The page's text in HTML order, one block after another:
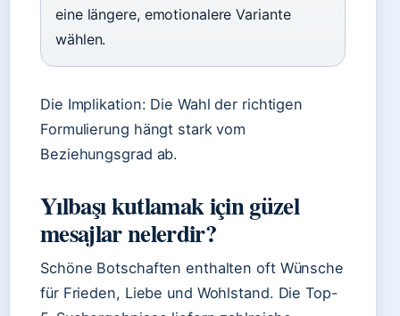
eine längere, emotionalere Variante
wählen.
Die Implikation: Die Wahl der richtigen
Formulierung hängt stark vom
Beziehungsgrad ab.
Yılbaşı kutlamak için güzel
mesajlar nelerdir?
Schöne Botschaften enthalten oft Wünsche
für Frieden, Liebe und Wohlstand. Die Top-